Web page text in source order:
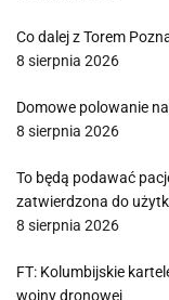
Co dalej z Torem
8 sierpnia 2026
Domowe polowanie
8 sierpnia 2026
To będą podawać
zatwierdzona do
8 sierpnia 2026
FT: Kolumbijskie
wojny dronowej